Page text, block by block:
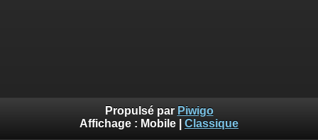
Propulsé par Piwigo
Affichage : Mobile Classique